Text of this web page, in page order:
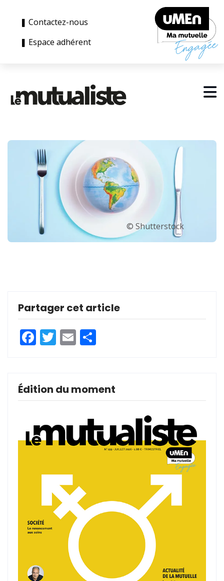
❚ Contactez-nous
❚ Espace adhérent
© Shutterstock
Partager cet article
Facebook
Twitter
Email
Édition du moment